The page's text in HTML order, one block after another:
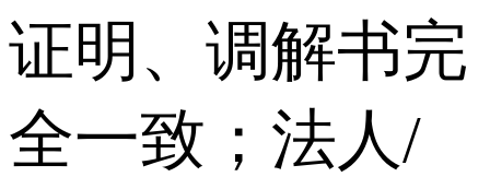
证明、调解书完
全一致；法人/